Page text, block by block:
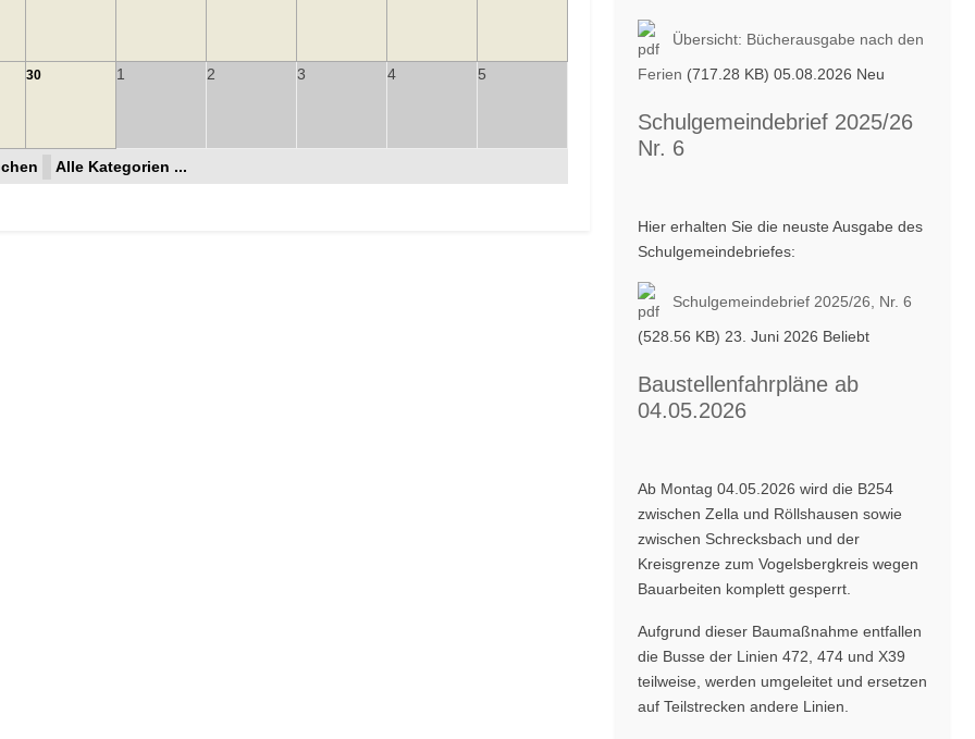
30 1 2 3 4 5
Alle Kategorien ...
Übersicht: Bücherausgabe nach den
Ferien (717.28 KB) 05.08.2026 Neu
Schulgemeindebrief 2025/26
Nr. 6
Hier erhalten Sie die neuste Ausgabe des
Schulgemeindebriefes:
Schulgemeindebrief 2025/26, Nr. 6
(528.56 KB) 23. Juni 2026 Beliebt
Baustellenfahrpläne ab
04.05.2026
Ab Montag 04.05.2026 wird die B254
zwischen Zella und Röllshausen sowie
zwischen Schrecksbach und der
Kreisgrenze zum Vogelsbergkreis wegen
Bauarbeiten komplett gesperrt.
Aufgrund dieser Baumaßnahme entfallen
die Busse der Linien 472, 474 und X39
teilweise, werden umgeleitet und ersetzen
auf Teilstrecken andere Linien.